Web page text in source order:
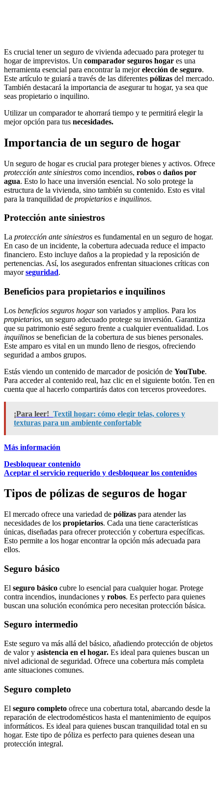
Es crucial tener un seguro de vivienda adecuado para proteger tu
hogar de imprevistos. Un comparador seguros hogar es una
herramienta esencial para encontrar la mejorelección de seguro.
Este artículo te guiará a través de las diferentes pólizas del mercado.
También destacará la importancia de asegurar tu hogar, ya sea que
seas propietario o inquilino.
Utilizar un comparador te ahorrará tiempo y te permitirá elegir la
mejor opción para tus necesidades.
Importancia de un seguro de hogar
Un seguro de hogar es crucial para proteger bienes y activos. Ofrece
protección ante siniestros como incendios, robos o daños por
agua. Esto lo hace una inversión esencial. No solo protege la
estructura de la vivienda, sino también su contenido. Esto es vital
para la tranquilidad de propietarios e inquilinos.
Protección ante siniestros
La protección ante siniestros es fundamental en un seguro de hogar.
En caso de un incidente, la cobertura adecuada reduce el impacto
financiero. Esto incluye daños a la propiedad y la reposición de
pertenencias. Así, los asegurados enfrentan situaciones críticas con
mayorseguridad.
Beneficios para propietarios e inquilinos
Los beneficios seguros hogarson variados y amplios. Para los
propietarios, un seguro adecuado protege su inversión. Garantiza
que su patrimonio esté seguro frente a cualquier eventualidad. Los
inquilinos se benefician de la cobertura de sus bienes personales.
Este amparo es vital en un mundo lleno de riesgos, ofreciendo
seguridad a ambos grupos.
Estás viendo un contenido de marcador de posición de YouTube.
Para acceder al contenido real, haz clic en el siguiente botón. Ten en
cuenta que al hacerlo compartirás datos con terceros proveedores.
¡Para leer! Textil hogar: cómo elegir telas, colores y
texturas para un ambiente confortable
Más información
Desbloquear contenido
Aceptar el servicio requerido y desbloquear los contenidos
Tipos de pólizas de seguros de hogar
El mercado ofrece una variedad de pólizas para atender las
necesidades de los propietarios. Cada una tiene características
únicas, diseñadas para ofrecer protección y cobertura específicas.
Esto permite a los hogar encontrar la opción más adecuada para
ellos.
Seguro básico
El seguro básico cubre lo esencial para cualquier hogar. Protege
contra incendios, inundaciones y robos. Es perfecto para quienes
buscan una solución económica pero necesitan protección básica.
Seguro intermedio
Este seguro va más allá del básico, añadiendo protección de objetos
de valor y asistencia en el hogar. Es ideal para quienes buscan un
nivel adicional de seguridad. Ofrece una cobertura más completa
ante situaciones comunes.
Seguro completo
El seguro completo ofrece una cobertura total, abarcando desde la
reparación de electrodomésticos hasta el mantenimiento de equipos
informáticos. Es ideal para quienes buscan tranquilidad total en su
hogar. Este tipo de póliza es perfecto para quienes desean una
protección integral.